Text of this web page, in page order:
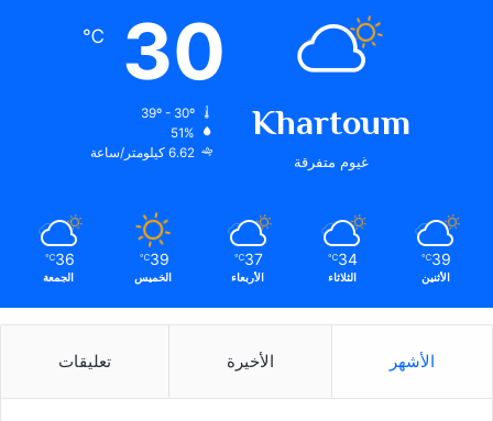
Khartoum
غيوم متفرقة
30
℃
51%
6.62 كيلومتر/ساعة
39
℃
الأثنين
34
℃
الثلاثاء
37
℃
الأربعاء
39
℃
الخميس
36
℃
الجمعة
الأشهر الأخيرة تعليقات